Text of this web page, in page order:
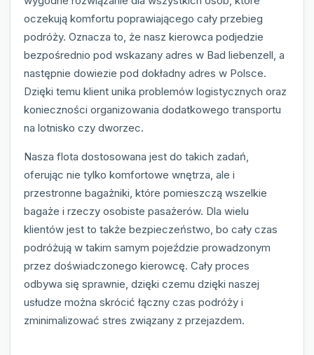
oczekują komfortu poprawiającego cały przebieg
podróży. Oznacza to, że nasz kierowca podjedzie
bezpośrednio pod wskazany adres w Bad liebenzell, a
następnie dowiezie pod dokładny adres w Polsce.
Dzięki temu klient unika problemów logistycznych oraz
konieczności organizowania dodatkowego transportu
na lotnisko czy dworzec.
Nasza flota dostosowana jest do takich zadań,
oferując nie tylko komfortowe wnętrza, ale i
przestronne bagażniki, które pomieszczą wszelkie
bagaże i rzeczy osobiste pasażerów. Dla wielu
klientów jest to także bezpieczeństwo, bo cały czas
podróżują w takim samym pojeździe prowadzonym
przez doświadczonego kierowcę. Cały proces
odbywa się sprawnie, dzięki czemu dzięki naszej
usłudze można skrócić łączny czas podróży i
zminimalizować stres związany z przejazdem.